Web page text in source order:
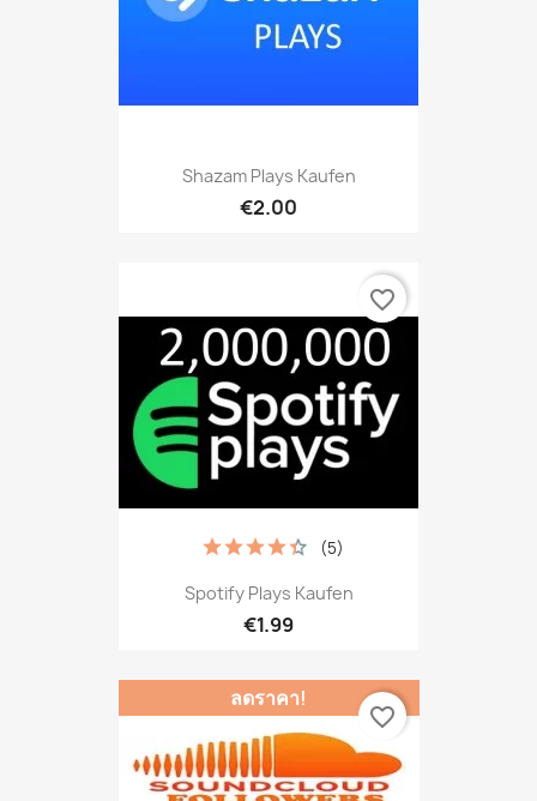
Shazam Plays Kaufen
€2.00
Spotify Plays Kaufen
€1.99
(5)
favorite_border
ลดราคา!
favorite_border